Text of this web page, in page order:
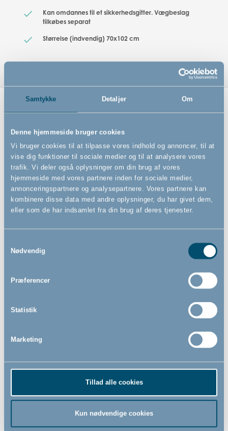
Samtykke Detaljer Om
Denne hjemmeside bruger cookies
Vi bruger cookies til at tilpasse vores indhold og annoncer, til at
vise dig funktioner til sociale medier og til at analysere vores
trafik. Vi deler også oplysninger om din brug af vores
hjemmeside med vores partnere inden for sociale medier,
annonceringspartnere og analysepartnere. Vores partnere kan
kombinere disse data med andre oplysninger, du har givet dem,
eller som de har indsamlet fra din brug af deres tjenester.
Nødvendig
Præferencer
Statistik
Marketing
Tillad alle cookies
Kun nødvendige cookies
Kan omdannes til et sikkerhedsgitter. Vægbeslag
tilkøbes separat
Størrelse (indvendig) 70x102 cm
Relaterede produkter
by BabyDan, grå